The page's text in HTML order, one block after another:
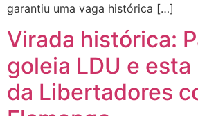
garantiu uma vaga histórica […]
Virada histórica:
goleia LDU e esta
da Libertadores